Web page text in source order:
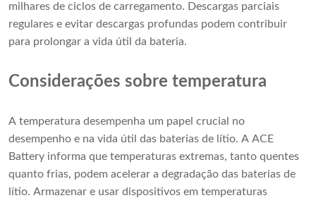
milhares de ciclos de carregamento. Descargas parciais
regulares e evitar descargas profundas podem contribuir
para prolongar a vida útil da bateria.
Considerações sobre temperatura
A temperatura desempenha um papel crucial no
desempenho e na vida útil das baterias de lítio. A ACE
Battery informa que temperaturas extremas, tanto quentes
quanto frias, podem acelerar a degradação das baterias de
lítio. Armazenar e usar dispositivos em temperaturas